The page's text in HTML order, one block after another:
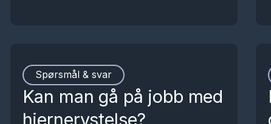
Spørsmål & svar
Kan man gå på jobb med
hjernerystelse?